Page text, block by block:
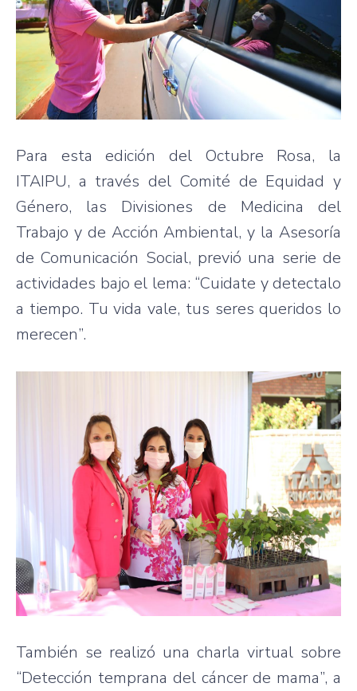
Para esta edición del Octubre Rosa, la
ITAIPU, a través del Comité de Equidad y
Género, las Divisiones de Medicina del
Trabajo y de Acción Ambiental, y la Asesoría
de Comunicación Social, previó una serie de
actividades bajo el lema: “Cuidate y detectalo
a tiempo. Tu vida vale, tus seres queridos lo
merecen”.
También se realizó una charla virtual sobre
“Detección temprana del cáncer de mama”, a